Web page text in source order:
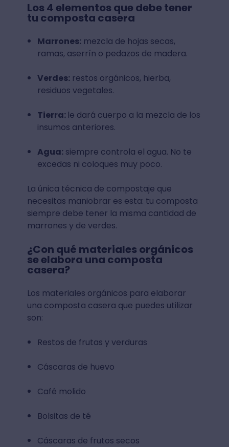
Los 4 elementos que debe tener
tu composta casera
Marrones:mezcla de hojas secas,
ramas, aserrín o pedazos de madera.
Verdes:restos orgánicos, hierba,
residuos vegetales.
Tierra: le dará cuerpo a la mezcla de los
insumos anteriores.
Agua:siempre controla el agua. No te
excedas ni coloques muy poco.
La única técnica de compostaje que
necesitas maniobrar es esta: tu composta
siempre debe tener la misma cantidad de
marrones y de verdes.
¿Con qué materiales orgánicos
se elabora una composta
casera?
Los materiales orgánicos para elaborar
una composta casera que puedes utilizar
son:
Restos de frutas y verduras
Cáscaras de huevo
Café molido
Bolsitas de té
Cáscaras de frutos secos